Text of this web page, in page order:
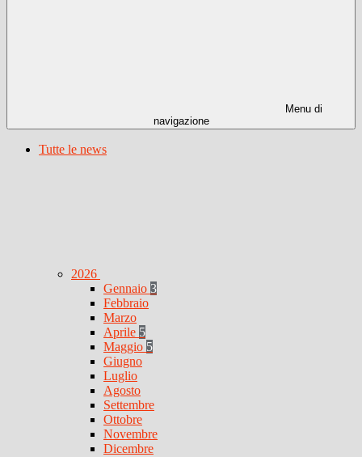
Menu di
navigazione
Tutte le news
2026
Gennaio 3
Febbraio
Marzo
Aprile 5
Maggio 5
Giugno
Luglio
Agosto
Settembre
Ottobre
Novembre
Dicembre